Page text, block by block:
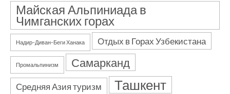
Майская Альпиниада в
Чимганских горах
Надир–Диван–Беги Ханака Отдых в Горах Узбекистана
Промальпинизм Самарканд
Средняя Азия туризм Ташкент